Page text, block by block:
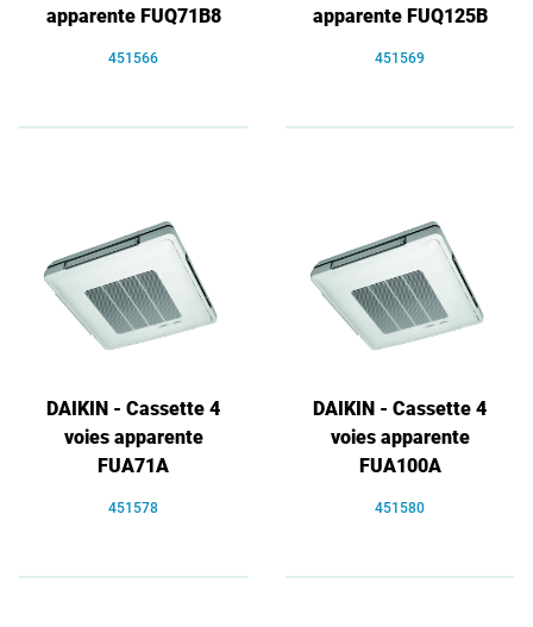
apparente FUQ71B8
451566
apparente FUQ125B
451569
DAIKIN - Cassette 4
voies apparente
FUA71A
451578
DAIKIN - Cassette 4
voies apparente
FUA100A
451580